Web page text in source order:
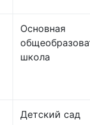
Основная
школа
Детский сад